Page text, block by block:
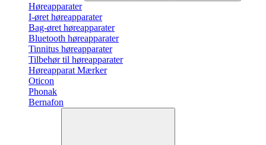
Høreapparater
I-øret høreapparater
Bag-øret høreapparater
Bluetooth høreapparater
Tinnitus høreapparater
Tilbehør til høreapparater
Høreapparat Mærker
Oticon
Phonak
Bernafon